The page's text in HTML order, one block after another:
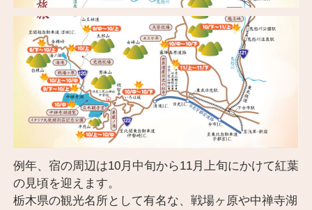
例年、宿の周辺は10月中旬から11月上旬にかけて紅葉
の見頃を迎えます。
栃木県の観光名所として有名な、戦場ヶ原や中禅寺湖